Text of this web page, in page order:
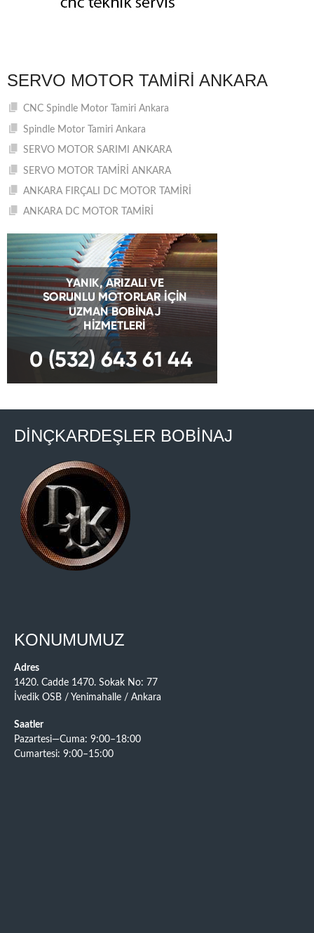
SERVO MOTOR TAMIRI ANKARA
CNC Spindle Motor Tamiri Ankara
Spindle Motor Tamiri Ankara
SERVO MOTOR SARIMI ANKARA
SERVO MOTOR TAMİRİ ANKARA
ANKARA FIRÇALI DC MOTOR TAMİRİ
ANKARA DC MOTOR TAMİRİ
DİNÇKARDEŞLER BOBİNAJ
KONUMUMUZ
Adres
1420. Cadde 1470. Sokak No: 77
İvedik OSB / Yenimahalle / Ankara
Saatler
Pazartesi—Cuma: 9:00–18:00
Cumartesi: 9:00–15:00